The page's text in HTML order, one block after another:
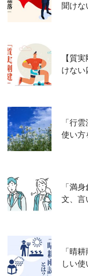
聞けな
【質
けない
「行
使い方
「満
文、言
「晴
しい